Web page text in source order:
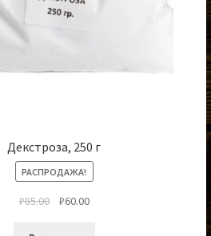
Декстроза, 250 г
РАСПРОДАЖА!
₽85.00 ₽60.00